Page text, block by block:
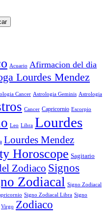
Acuario Afirmacion del dia
Lourdes Mendez
Cancer Astrologia Geminis Astrologia
Cancer Capricornio Escorpio
Leo Libra Lourdes
Lourdes Mendez
Horoscope Sagitario
Zodiaco Signos
Zodiacal Signo Zodiacal
Signo Zodiacal Libra Signo
Virgo Zodiaco